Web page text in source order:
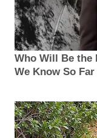
Who Will Be the
We Know So Far